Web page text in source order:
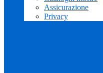
Assicurazione
Privacy